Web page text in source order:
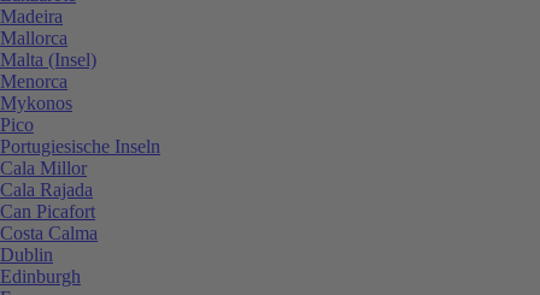
Madeira
Mallorca
Malta (Insel)
Menorca
Mykonos
Pico
Portugiesische Inseln
Cala Millor
Cala Rajada
Can Picafort
Costa Calma
Dublin
Edinburgh